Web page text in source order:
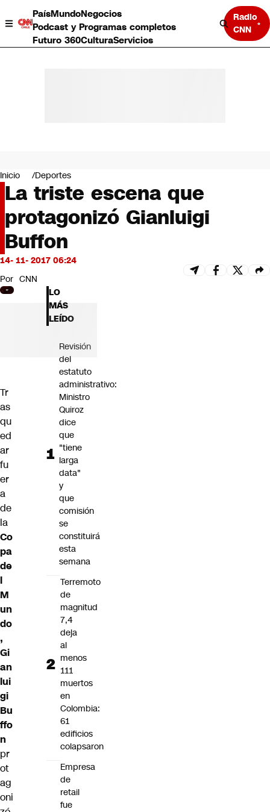
PaísMundoNegocios
Podcast y Programas completos
Futuro 360CulturaServicios
Radio
CNN
Negocios
Deportes
Programas completos
Cultura
Servicios
Bits
CNN tiempo
Futuro 360
Opinión
Inicio Deportes
La triste escena que
protagonizó Gianluigi
Buffon
14- 11- 2017 06:24
Por CNN
Tr
as
qu
ed
ar
fu
er
a
de
la
Co
pa
de
l
M
un
do
,
Gi
an
lui
gi
Bu
ffo
n
pr
ot
ag
oni
LO
MÁS
LEÍDO
Revisión
del
estatuto
administrativo:
Ministro
Quiroz
dice
que
"tiene
larga
data"
y
que
comisión
se
constituirá
esta
semana
Terremoto
de
magnitud
7,4
deja
al
menos
111
muertos
en
Colombia:
61
edificios
colapsaron
Empresa
de
retail
fue